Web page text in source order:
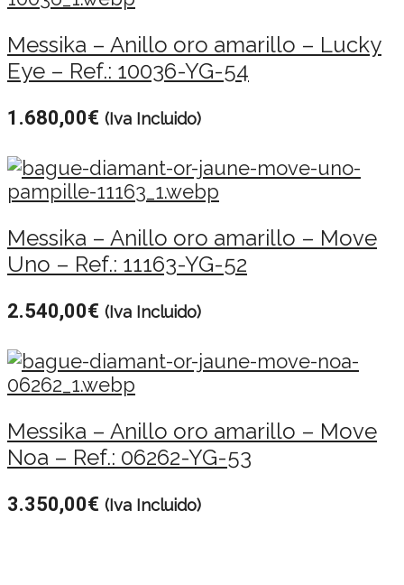
Messika – Anillo oro amarillo – Lucky
Eye – Ref.: 10036-YG-54
1.680,00€ (Iva Incluido)
Messika – Anillo oro amarillo – Move
Uno – Ref.: 11163-YG-52
2.540,00€ (Iva Incluido)
Messika – Anillo oro amarillo – Move
Noa – Ref.: 06262-YG-53
3.350,00€ (Iva Incluido)